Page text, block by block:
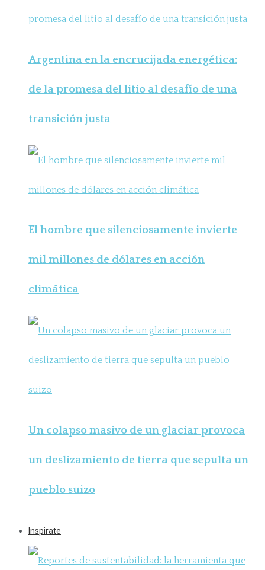
Argentina en la encrucijada energética:
de la promesa del litio al desafío de una
transición justa
El hombre que silenciosamente invierte
mil millones de dólares en acción
climática
Un colapso masivo de un glaciar provoca
un deslizamiento de tierra que sepulta un
pueblo suizo
Inspirate